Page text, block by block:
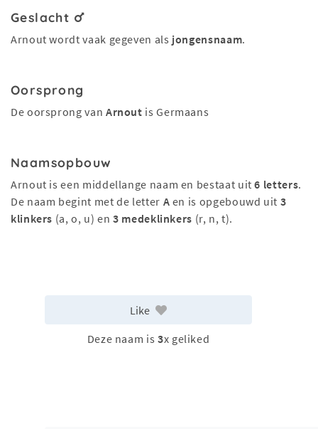
Geslacht
Arnout wordt vaak gegeven als jongensnaam.
Oorsprong
De oorsprong van Arnout is Germaans
Naamsopbouw
Arnout is een middellange naam en bestaat uit6 letters.
De naam begint met de letter A en is opgebouwd uit 3
klinkers (a, o, u) en3 medeklinkers (r, n, t).
Like
Deze naam is 3x geliked